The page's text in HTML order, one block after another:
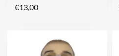
€13,00